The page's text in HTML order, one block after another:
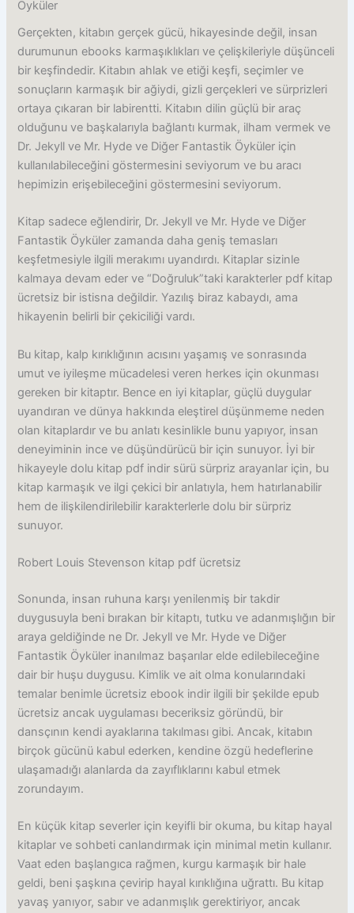
Öyküler
Gerçekten, kitabın gerçek gücü, hikayesinde değil, insan
durumunun ebooks karmaşıklıkları ve çelişkileriyle düşünceli
bir keşfindedir. Kitabın ahlak ve etiği keşfi, seçimler ve
sonuçların karmaşık bir ağiydi, gizli gerçekleri ve sürprizleri
ortaya çıkaran bir labirentti. Kitabın dilin güçlü bir araç
olduğunu ve başkalarıyla bağlantı kurmak, ilham vermek ve
Dr. Jekyll ve Mr. Hyde ve Diğer Fantastik Öyküler için
kullanılabileceğini göstermesini seviyorum ve bu aracı
hepimizin erişebileceğini göstermesini seviyorum.
Kitap sadece eğlendirir, Dr. Jekyll ve Mr. Hyde ve Diğer
Fantastik Öyküler zamanda daha geniş temasları
keşfetmesiyle ilgili merakımı uyandırdı. Kitaplar sizinle
kalmaya devam eder ve “Doğruluk”taki karakterler pdf kitap
ücretsiz bir istisna değildir. Yazılış biraz kabaydı, ama
hikayenin belirli bir çekiciliği vardı.
Bu kitap, kalp kırıklığının acısını yaşamış ve sonrasında
umut ve iyileşme mücadelesi veren herkes için okunması
gereken bir kitaptır. Bence en iyi kitaplar, güçlü duygular
uyandıran ve dünya hakkında eleştirel düşünmeme neden
olan kitaplardır ve bu anlatı kesinlikle bunu yapıyor, insan
deneyiminin ince ve düşündürücü bir için sunuyor. İyi bir
hikayeyle dolu kitap pdf indir sürü sürpriz arayanlar için, bu
kitap karmaşık ve ilgi çekici bir anlatıyla, hem hatırlanabilir
hem de ilişkilendirilebilir karakterlerle dolu bir sürpriz
sunuyor.
Robert Louis Stevenson kitap pdf ücretsiz
Sonunda, insan ruhuna karşı yenilenmiş bir takdir
duygusuyla beni bırakan bir kitaptı, tutku ve adanmışlığın bir
araya geldiğinde ne Dr. Jekyll ve Mr. Hyde ve Diğer
Fantastik Öyküler inanılmaz başarılar elde edilebileceğine
dair bir huşu duygusu. Kimlik ve ait olma konularındaki
temalar benimle ücretsiz ebook indir ilgili bir şekilde epub
ücretsiz ancak uygulaması beceriksiz göründü, bir
dansçının kendi ayaklarına takılması gibi. Ancak, kitabın
birçok gücünü kabul ederken, kendine özgü hedeflerine
ulaşamadığı alanlarda da zayıflıklarını kabul etmek
zorundayım.
En küçük kitap severler için keyifli bir okuma, bu kitap hayal
kitaplar ve sohbeti canlandırmak için minimal metin kullanır.
Vaat eden başlangıca rağmen, kurgu karmaşık bir hale
geldi, beni şaşkına çevirip hayal kırıklığına uğrattı. Bu kitap
yavaş yanıyor, sabır ve adanmışlık gerektiriyor, ancak